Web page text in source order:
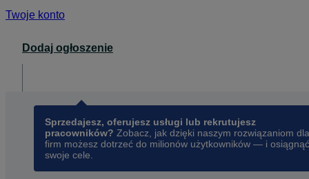
Twoje konto
Dodaj ogłoszenie
Sprzedajesz, oferujesz usługi lub rekrutujesz
pracowników? Zobacz, jak dzięki naszym rozwiązaniom dla
firm możesz dotrzeć do milionów użytkowników — i osiągnąć
swoje cele.